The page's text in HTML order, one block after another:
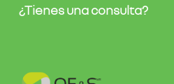
¿Tienes una consulta?